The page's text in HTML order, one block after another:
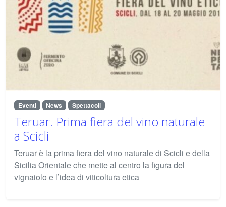
Eventi News Spettacoli
Teruar. Prima fiera del vino naturale
a Scicli
Teruar è la prima fiera del vino naturale di Scicli e della
Sicilia Orientale che mette al centro la figura del
vignaiolo e l’idea di viticoltura etica